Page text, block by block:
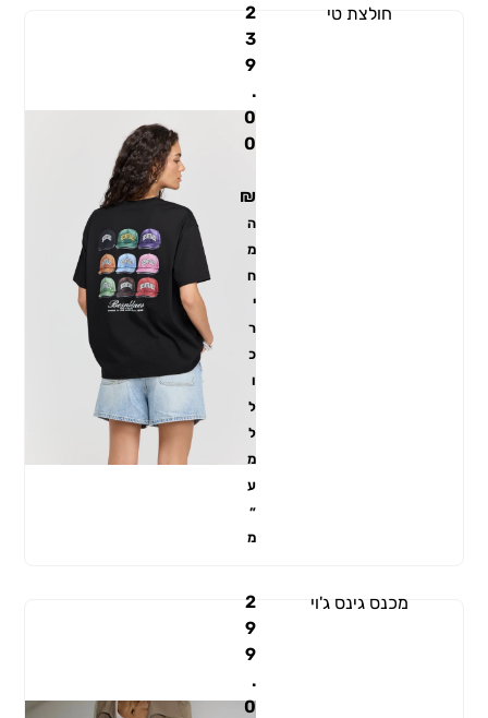
2
3
9
.
0
0
₪
ה
מ
ח
י
ר
כ
ו
ל
ל
מ
ע
״
מ
חולצת טי
2
9
9
.
0
מכנס גינס ג'וי